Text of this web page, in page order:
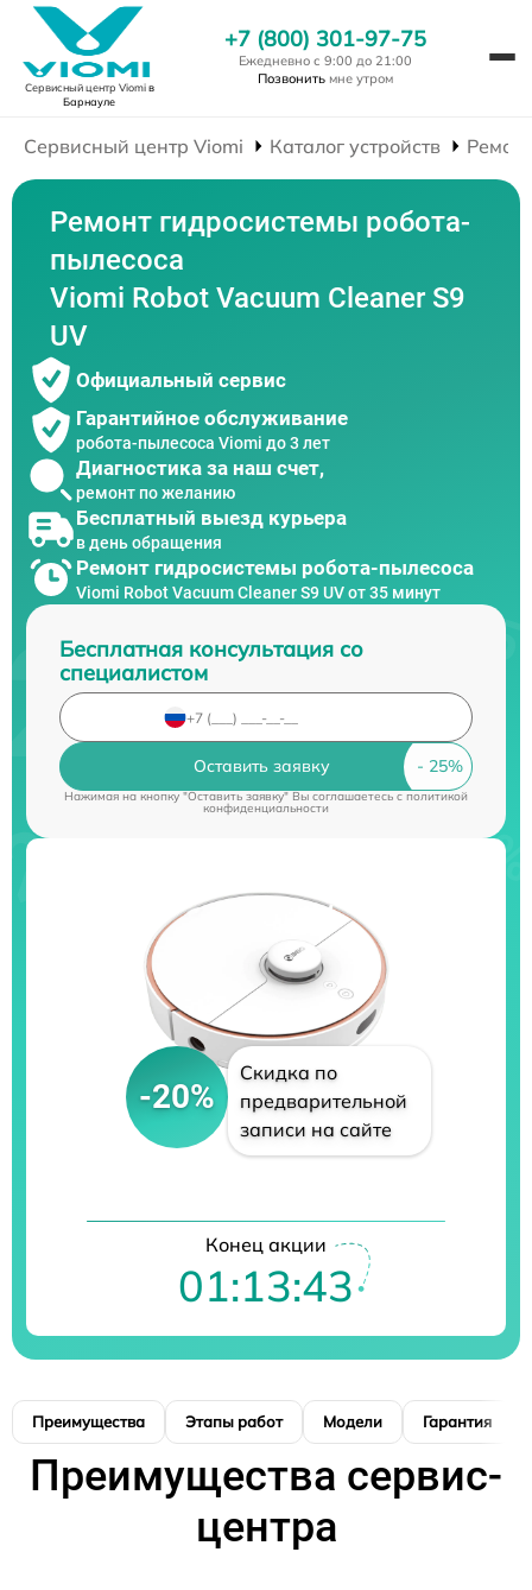
Сервисный центр Viomiв
Барнауле
+7 (800) 301-97-75
Ежедневно с 9:00 до 21:00
Позвонить мне утром
Сервисный центр Viomi Каталог устройств
Ремонт гидросистемы робота-
пылесоса
Viomi Robot Vacuum Cleaner S9
UV
Официальный сервис
Гарантийное обслуживание
робота-пылесоса Viomi до 3 лет
Диагностика за наш счет,
ремонт по желанию
Бесплатный выезд курьера
в день обращения
Ремонт гидросистемы робота-пылесоса
Viomi Robot Vacuum Cleaner S9 UV от 35 минут
Бесплатная консультация со
специалистом
Оставить заявку
Нажимая на кнопку "Оставить заявку" Вы соглашаетесь cполитикой
конфиденциальности
-20%
Скидка по
предварительной
записи на сайте
Конец акции
01:13:42
Преимущества Этапы работ Модели Гарантия
Преимущества сервис-
центра